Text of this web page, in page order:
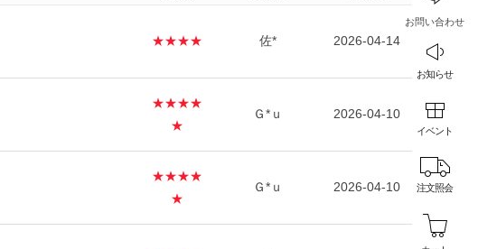
お問い合わせ
お知らせ
イベント
注文照会
★★★★ 佐* 2026-04-14
★★★★
★
Ｇ*ｕ 2026-04-10
★★★★
★
Ｇ*ｕ 2026-04-10